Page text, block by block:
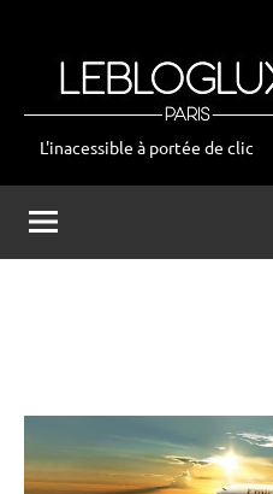
leblogluxe
L'inacessible à portée de clic